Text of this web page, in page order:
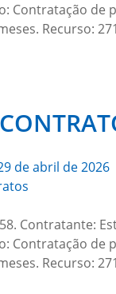
Contratação de
Recurso:
de abril de 2026
Contratante:
Contratação de
Recurso: